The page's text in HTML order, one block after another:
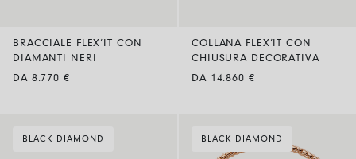
BRACCIALE FLEX’IT CON
DIAMANTI NERI
DA 8.770 €
COLLANA FLEX’IT CON
CHIUSURA DECORATIVA
DA 14.860 €
BLACK DIAMOND BLACK DIAMOND